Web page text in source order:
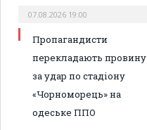
07.08.2026 19:00
Пропагандисти
перекладають провину
за удар по стадіону
«Чорноморець» на
одеське ППО